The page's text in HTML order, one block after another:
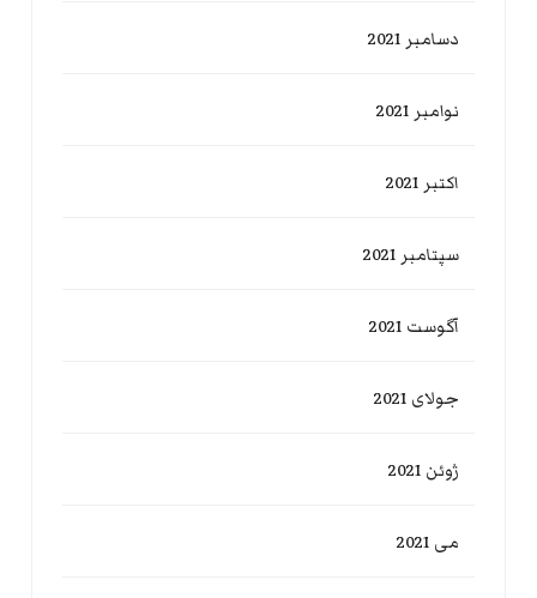
دسامبر 2021
نوامبر 2021
اکتبر 2021
سپتامبر 2021
آگوست 2021
جولای 2021
ژوئن 2021
می 2021